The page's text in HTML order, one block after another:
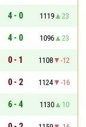
4 - 0 1119
23
4 - 0 1096
23
0 - 1 1108
-12
0 - 2 1124
-16
6 - 4 1130
10